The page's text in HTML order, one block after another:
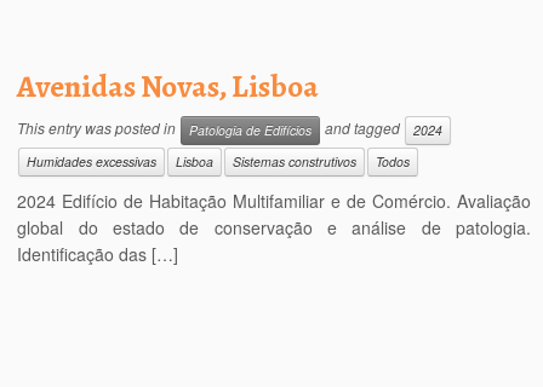
Avenidas Novas, Lisboa
This entry was posted in Patologia de Edifícios and tagged
2024
Humidades excessivas
Lisboa Sistemas construtivos Todos
2024 Edifício de Habitação Multifamiliar e de Comércio. Avaliação
global do estado de conservação e análise de patologia.
Identificação das […]